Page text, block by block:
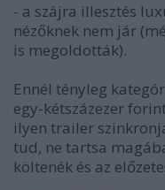
- a szájra illesztés
nézőknek nem jár
is megoldották).
Ennél tényleg
egy-kétszázezer
ilyen trailer
tud, ne tartsa
költenék és az